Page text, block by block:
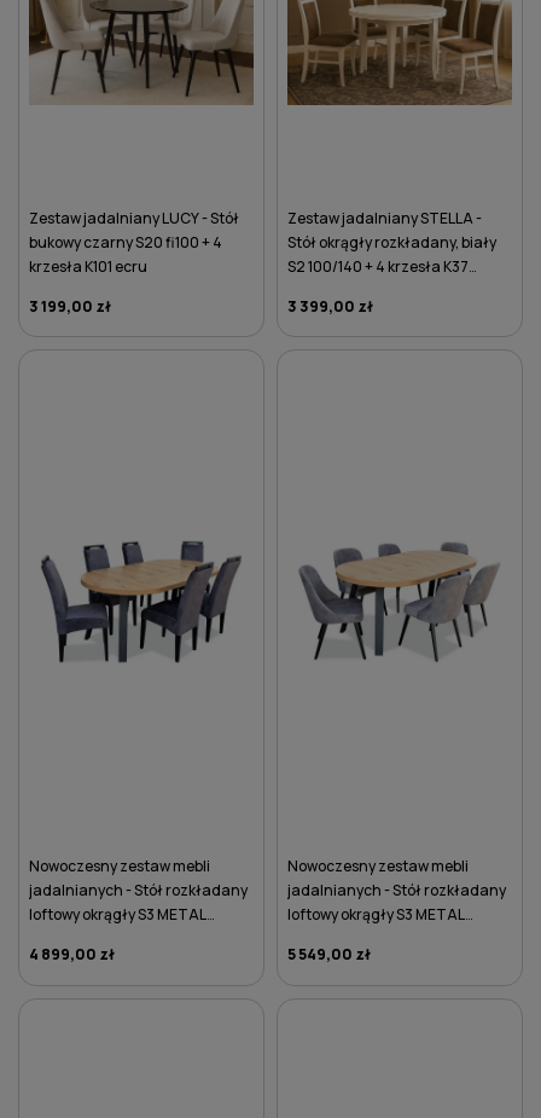
Zestaw jadalniany LUCY - Stół
bukowy czarny S20 fi100 + 4
krzesła K101 ecru
3 199,00 zł
Zestaw jadalniany STELLA -
Stół okrągły rozkładany, biały
S2 100/140 + 4 krzesła K37
3 399,00 zł
Nowoczesny zestaw mebli
jadalnianych - Stół rozkładany
loftowy okrągły S3 METAL
4 899,00 zł
Nowoczesny zestaw mebli
jadalnianych - Stół rozkładany
loftowy okrągły S3 METAL
5 549,00 zł